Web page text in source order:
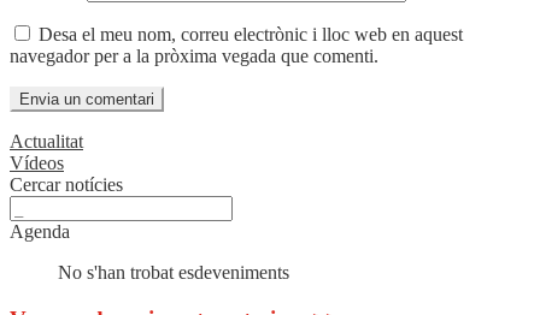
Desa el meu nom, correu electrònic i lloc web en aquest
navegador per a la pròxima vegada que comenti.
Actualitat
Vídeos
Cercar notícies
Agenda
No s'han trobat esdeveniments